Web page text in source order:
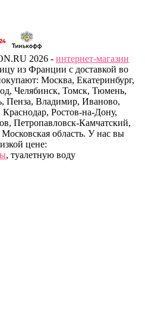
2026 - интернет-магазин
из Франции с доставкой во
Москва, Екатеринбург,
Челябинск, Томск, Тюмень,
Пенза, Владимир, Иваново,
Ростов-на-Дону,
Петропавловск-Камчатский,
область. У нас вы
цене:
, туалетную воду